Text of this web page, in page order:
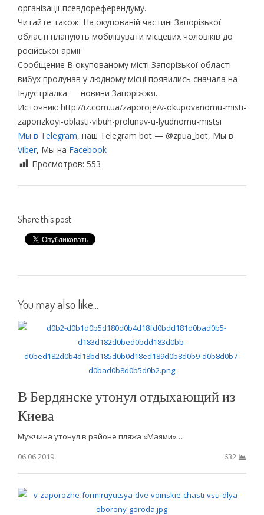
організації псевдореферендуму.
Читайте також: На окупованій частині Запорізької
області планують мобілізувати місцевих чоловіків до
російської армії
Сообщение В окупованому місті Запорізької області
вибух пролунав у людному місці появились сначала на
Індустріалка — новини Запоріжжя.
Источник: http://iz.com.ua/zaporoje/v-okupovanomu-misti-
zaporizkoyi-oblasti-vibuh-prolunav-u-lyudnomu-mistsi
Мы в Telegram, наш Telegram bot — @zpua_bot, Мы в
Viber, Мы на Facebook
Просмотров: 553
Share this post
You may also like...
В Бердянске утонул отдыхающий из
Киева
Мужчина утонул в районе пляжа «Маями»…
06.06.2019
632